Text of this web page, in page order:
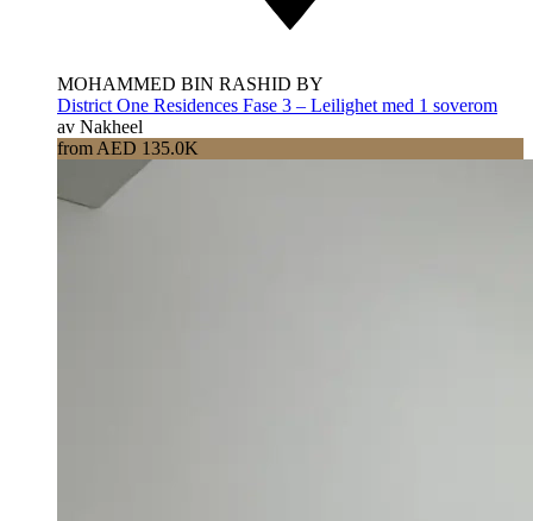
MOHAMMED BIN RASHID BY
District One Residences Fase 3 – Leilighet med 1 soverom
av Nakheel
from AED 135.0K